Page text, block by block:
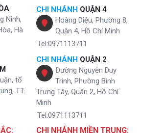
có con nhỏ.
được làm được từ chất liệu thép không gỉ
gây mùi khó chịu cho nguồn nước. Vỏ máy
cao cấp siêu bền, chịu lực, chịu nhiệt,
kiện bên trong.
nước dòng này là được tích hợp khoang
bên trong thân máy. bạn có thể tận dụng
sữa vừa gọn gàng vừa đảm bảo vệ sinh.
Ninh,
Hà
tổ
TT.
CHI NHÁNH QUẬN 4
Hoàng Diệu, Phường 8,
Quận 4, Hồ Chí Minh
Tel:0971113711
CHI NHÁNH QUẬN 2
Đường Nguyễn Duy
Trinh, Phường Bình
Trưng Tây, Quận 2, Hồ Chí
Minh
Tel:0971113711
CHI NHÁNH MIỀN TRUNG: